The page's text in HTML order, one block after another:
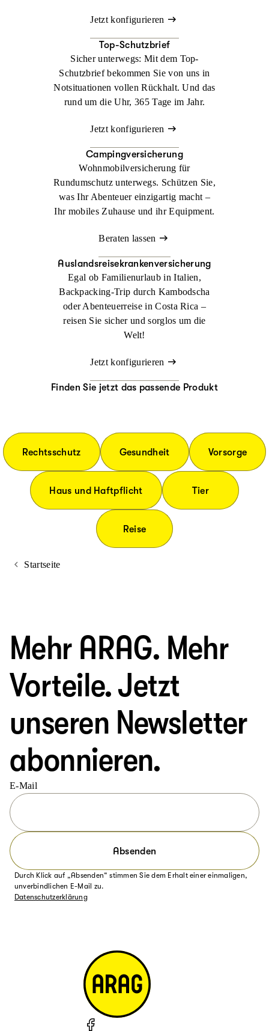
Jetzt konfigurieren
Top-Schutzbrief
Sicher unterwegs: Mit dem Top-
Schutzbrief bekommen Sie von uns in
Notsituationen vollen Rückhalt. Und das
rund um die Uhr, 365 Tage im Jahr.
Jetzt konfigurieren
Campingversicherung
Wohnmobilversicherung für
Rundumschutz unterwegs. Schützen Sie,
was Ihr Abenteuer einzigartig macht –
Ihr mobiles Zuhause und ihr Equipment.
Beraten lassen
Auslandsreisekrankenversicherung
Egal ob Familienurlaub in Italien,
Backpacking-Trip durch Kambodscha
oder Abenteuerreise in Costa Rica –
reisen Sie sicher und sorglos um die
Welt!
Jetzt konfigurieren
Finden Sie jetzt das passende Produkt
Rechtsschutz Gesundheit Vorsorge
Haus und Haftpflicht Tier
Reise
Startseite
Mehr ARAG. Mehr
Vorteile. Jetzt
unseren Newsletter
abonnieren.
E-Mail
Absenden
Durch Klick auf „Absenden“ stimmen Sie dem Erhalt einer einmaligen,
unverbindlichen E-Mail zu.
Datenschutzerklärung